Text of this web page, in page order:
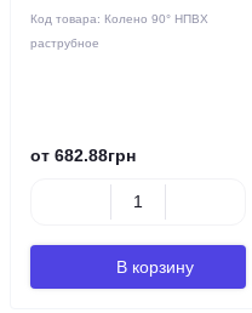
Код товара: Колено 90° НПВХ
раструбное
от 682.88грн
В корзину